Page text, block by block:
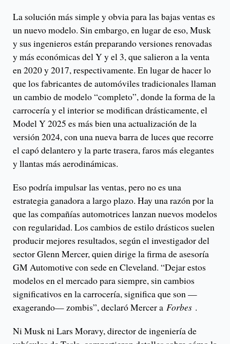
La solución más simple y obvia para las bajas ventas es
un nuevo modelo. Sin embargo, en lugar de eso, Musk
y sus ingenieros están preparando versiones renovadas
y más económicas del Y y el 3, que salieron a la venta
en 2020 y 2017, respectivamente. En lugar de hacer lo
que los fabricantes de automóviles tradicionales llaman
un cambio de modelo “completo”, donde la forma de la
carrocería y el interior se modifican drásticamente, el
Model Y 2025 es más bien una actualización de la
versión 2024, con una nueva barra de luces que recorre
el capó delantero y la parte trasera, faros más elegantes
y llantas más aerodinámicas.
Eso podría impulsar las ventas, pero no es una
estrategia ganadora a largo plazo. Hay una razón por la
que las compañías automotrices lanzan nuevos modelos
con regularidad. Los cambios de estilo drásticos suelen
producir mejores resultados, según el investigador del
sector Glenn Mercer, quien dirige la firma de asesoría
GM Automotive con sede en Cleveland. “Dejar estos
modelos en el mercado para siempre, sin cambios
significativos en la carrocería, significa que son —
exagerando— zombis”, declaró Mercer a Forbes .
Ni Musk ni Lars Moravy, director de ingeniería de